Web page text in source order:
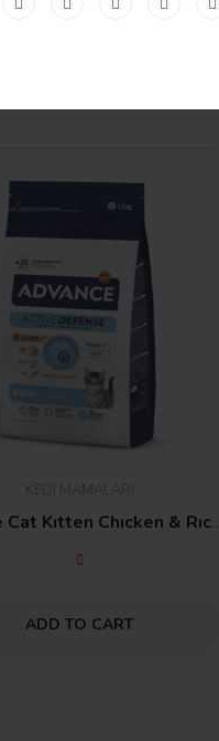
Advance Cat
ADD TO CART